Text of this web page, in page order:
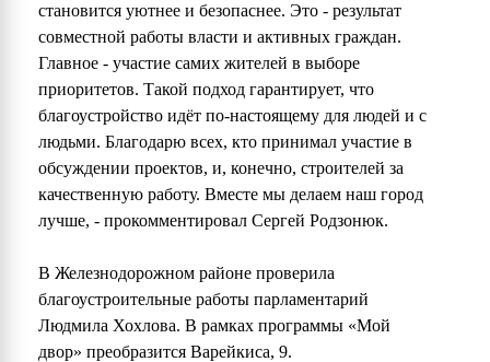
становится уютнее и безопаснее. Это - результат
совместной работы власти и активных граждан.
Главное - участие самих жителей в выборе
приоритетов. Такой подход гарантирует, что
благоустройство идёт по-настоящему для людей и с
людьми. Благодарю всех, кто принимал участие в
обсуждении проектов, и, конечно, строителей за
качественную работу. Вместе мы делаем наш город
лучше, - прокомментировал Сергей Родзонюк.
В Железнодорожном районе проверила
благоустроительные работы парламентарий
Людмила Хохлова. В рамках программы «Мой
двор» преобразится Варейкиса, 9.